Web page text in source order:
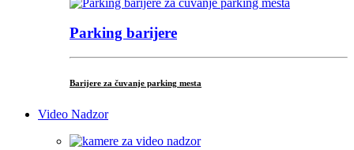
Parking barijere
Barijere za čuvanje parking mesta
Video Nadzor